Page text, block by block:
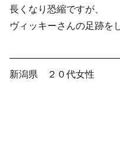
長くなり恐縮ですが、
ヴィッキーさんの足跡を
新潟県 ２０代女性